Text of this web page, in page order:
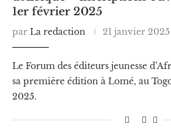
1er février 2025
par La redaction 21 janvier 2025
Le Forum des éditeurs jeunesse
sa première édition à Lomé, au
2025.